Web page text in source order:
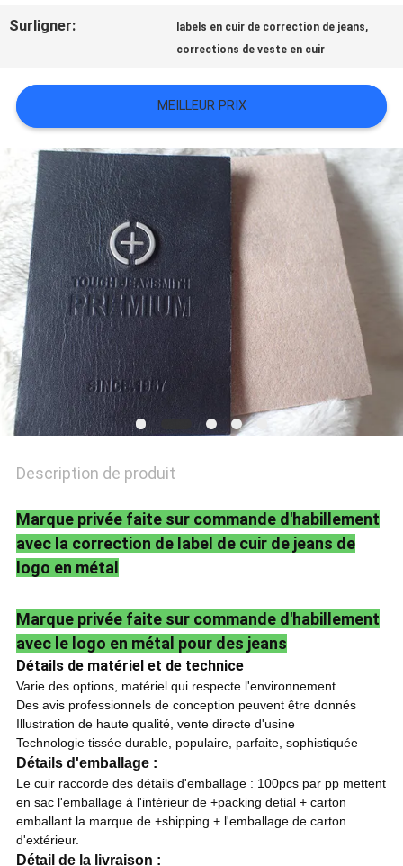
NOUVELLES
TOUS
LES
CAS
VR
SHOW
PLAN
DU
SITE
POLITIQUE
DE
CONFIDENTIALITÉ
Surligner: labels en cuir de correction de jeans,
corrections de veste en cuir
MEILLEUR PRIX
Description de produit
Marque privée faite sur commande d'habillement
avec la correction de label de cuir de jeans de
logo en métal
Marque privée faite sur commande d'habillement
avec le logo en métal pour des jeans
Détails de matériel et de technice
Varie des options, matériel qui respecte l'environnement
Des avis professionnels de conception peuvent être donnés
Illustration de haute qualité, vente directe d'usine
Technologie tissée durable, populaire, parfaite, sophistiquée
Détails d'emballage :
Le cuir raccorde des détails d'emballage : 100pcs par pp mettent
en sac l'emballage à l'intérieur de +packing detial + carton
emballant la marque de +shipping + l'emballage de carton
d'extérieur.
Détail de la livraison :